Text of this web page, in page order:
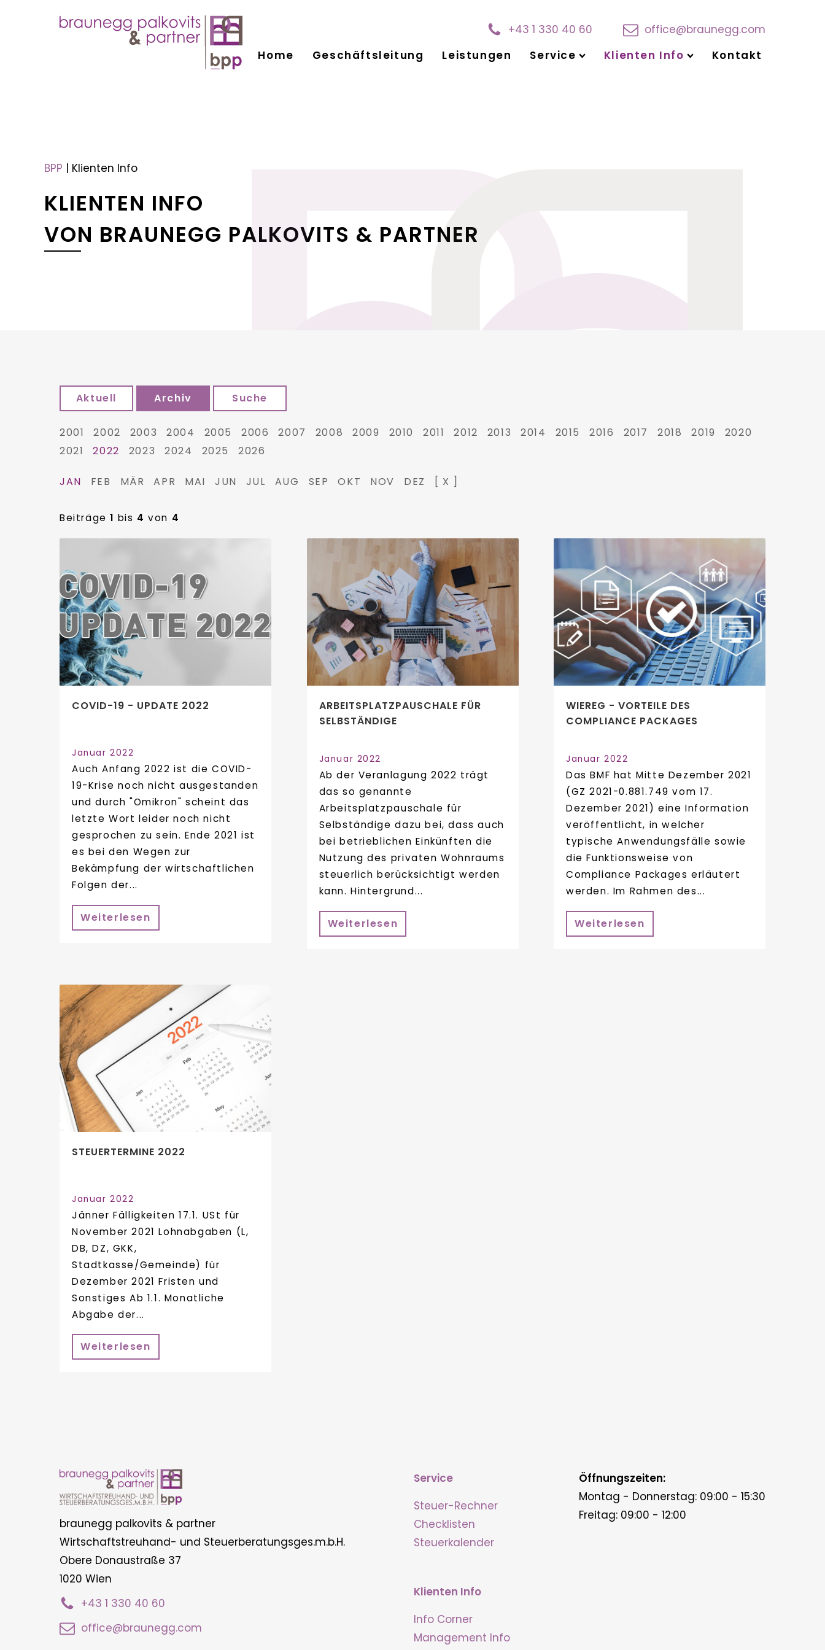
+43 1 330 40 60
office@braunegg.com
Home
Geschäftsleitung Leistungen Service Klienten Info Kontakt
BPP | Klienten Info
KLIENTEN INFO
VON BRAUNEGG PALKOVITS & PARTNER
Aktuell Archiv Suche
2001 2002 2003 2004 2005 2006 2007 2008 2009 2010 2011 2012 2013 2014 2015 2016 2017 2018 2019
2020
2021
2022 2023 2024 2025 2026
JAN FEB MÄR APR MAI JUN JUL AUG SEP OKT NOV DEZ [ X ]
Beiträge1 bis 4 von 4
COVID-19 - UPDATE 2022
Januar 2022
Auch Anfang 2022 ist die COVID-
19-Krise noch nicht ausgestanden
und durch "Omikron" scheint das
letzte Wort leider noch nicht
gesprochen zu sein. Ende 2021 ist
es bei den Wegen zur
Bekämpfung der wirtschaftlichen
Folgen der...
Weiterlesen
ARBEITSPLATZPAUSCHALE FÜR
SELBSTÄNDIGE
Januar 2022
Ab der Veranlagung 2022 trägt
das so genannte
Arbeitsplatzpauschale für
Selbständige dazu bei, dass auch
bei betrieblichen Einkünften die
Nutzung des privaten Wohnraums
steuerlich berücksichtigt werden
kann. Hintergrund...
Weiterlesen
WIEREG - VORTEILE DES
COMPLIANCE PACKAGES
Januar 2022
Das BMF hat Mitte Dezember 2021
(GZ 2021-0.881.749 vom 17.
Dezember 2021) eine Information
veröffentlicht, in welcher
typische Anwendungsfälle sowie
die Funktionsweise von
Compliance Packages erläutert
werden. Im Rahmen des...
Weiterlesen
STEUERTERMINE 2022
Januar 2022
Jänner Fälligkeiten 17.1. USt für
November 2021 Lohnabgaben (L,
DB, DZ, GKK,
Stadtkasse/Gemeinde) für
Dezember 2021 Fristen und
Sonstiges Ab 1.1. Monatliche
Abgabe der...
Weiterlesen
braunegg palkovits & partner
Wirtschaftstreuhand- und Steuerberatungsges.m.b.H.
Obere Donaustraße 37
1020 Wien
+43 1 330 40 60
office@braunegg.com
Service
Steuer-Rechner
Checklisten
Steuerkalender
Klienten Info
Info Corner
Management Info
Öffnungszeiten:
Montag - Donnerstag: 09:00 - 15:30
Freitag: 09:00 - 12:00